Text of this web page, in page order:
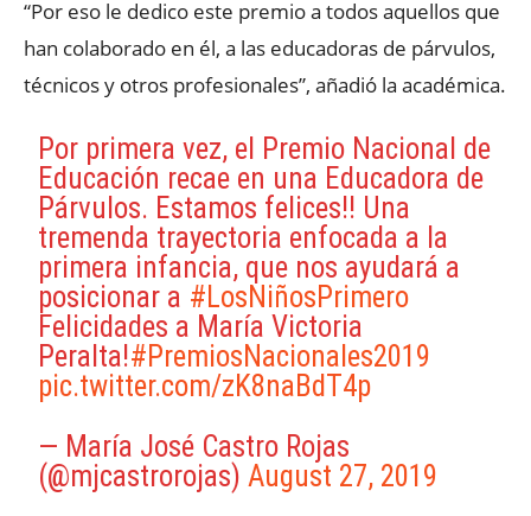
“Por eso le dedico este premio a todos aquellos que
han colaborado en él, a las educadoras de párvulos,
técnicos y otros profesionales”, añadió la académica.
Por primera vez, el Premio Nacional de
Educación recae en una Educadora de
Párvulos. Estamos felices!! Una
tremenda trayectoria enfocada a la
primera infancia, que nos ayudará a
posicionar a #LosNiñosPrimero
Felicidades a María Victoria
Peralta!#PremiosNacionales2019
pic.twitter.com/zK8naBdT4p
— María José Castro Rojas
(@mjcastrorojas)August 27, 2019